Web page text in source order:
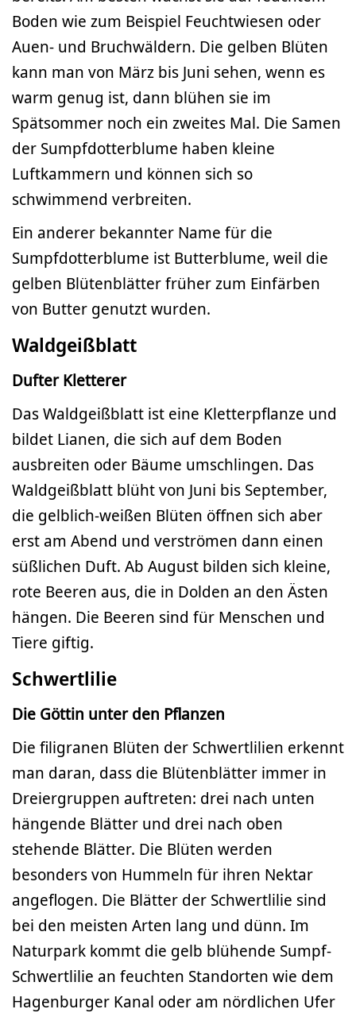
Boden wie zum Beispiel Feuchtwiesen oder
Auen- und Bruchwäldern. Die gelben Blüten
kann man von März bis Juni sehen, wenn es
warm genug ist, dann blühen sie im
Spätsommer noch ein zweites Mal. Die Samen
der Sumpfdotterblume haben kleine
Luftkammern und können sich so
schwimmend verbreiten.
Ein anderer bekannter Name für die
Sumpfdotterblume ist Butterblume, weil die
gelben Blütenblätter früher zum Einfärben
von Butter genutzt wurden.
Waldgeißblatt
Dufter Kletterer
Das Waldgeißblatt ist eine Kletterpflanze und
bildet Lianen, die sich auf dem Boden
ausbreiten oder Bäume umschlingen. Das
Waldgeißblatt blüht von Juni bis September,
die gelblich-weißen Blüten öffnen sich aber
erst am Abend und verströmen dann einen
süßlichen Duft. Ab August bilden sich kleine,
rote Beeren aus, die in Dolden an den Ästen
hängen. Die Beeren sind für Menschen und
Tiere giftig.
Schwertlilie
Die Göttin unter den Pflanzen
Die filigranen Blüten der Schwertlilien erkennt
man daran, dass die Blütenblätter immer in
Dreiergruppen auftreten: drei nach unten
hängende Blätter und drei nach oben
stehende Blätter. Die Blüten werden
besonders von Hummeln für ihren Nektar
angeflogen. Die Blätter der Schwertlilie sind
bei den meisten Arten lang und dünn. Im
Naturpark kommt die gelb blühende Sumpf-
Schwertlilie an feuchten Standorten wie dem
Hagenburger Kanal oder am nördlichen Ufer